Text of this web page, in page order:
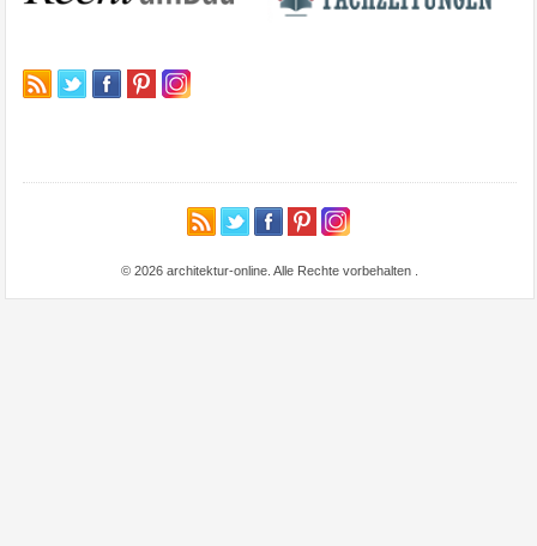
© 2026 architektur-online. Alle Rechte vorbehalten .